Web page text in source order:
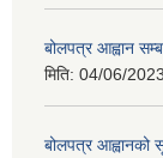
बोलपत्र आह्वान
मिति: 04/06/
बोलपत्र आह्वानको